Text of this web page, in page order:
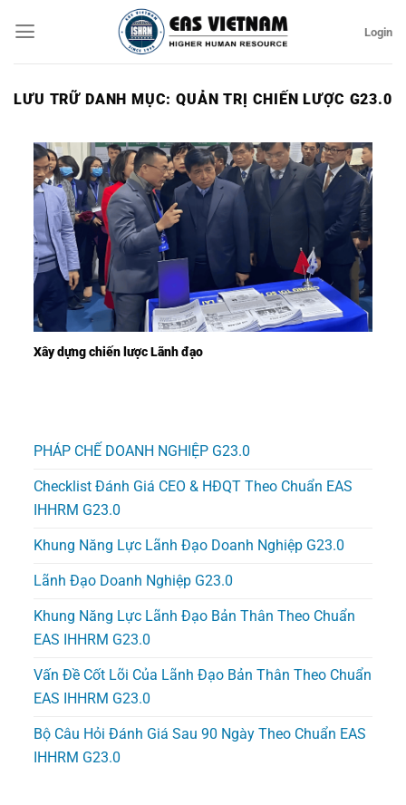
qua
Login
LƯU TRỮ DANH MỤC:QUẢN TRỊ CHIẾN LƯỢC G23.0
PHÁP CHẾ DOANH NGHIỆP G23.0
Checklist Đánh Giá CEO & HĐQT Theo Chuẩn EAS
IHHRM G23.0
Khung Năng Lực Lãnh Đạo Doanh Nghiệp G23.0
Lãnh Đạo Doanh Nghiệp G23.0
Khung Năng Lực Lãnh Đạo Bản Thân Theo Chuẩn
EAS IHHRM G23.0
Vấn Đề Cốt Lõi Của Lãnh Đạo Bản Thân Theo Chuẩn
EAS IHHRM G23.0
Bộ Câu Hỏi Đánh Giá Sau 90 Ngày Theo Chuẩn EAS
IHHRM G23.0
Xây dựng chiến lược Lãnh đạo